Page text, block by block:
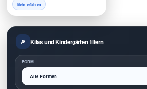
Mehr erfahren
Kitas und Kindergärten filtern
FORM